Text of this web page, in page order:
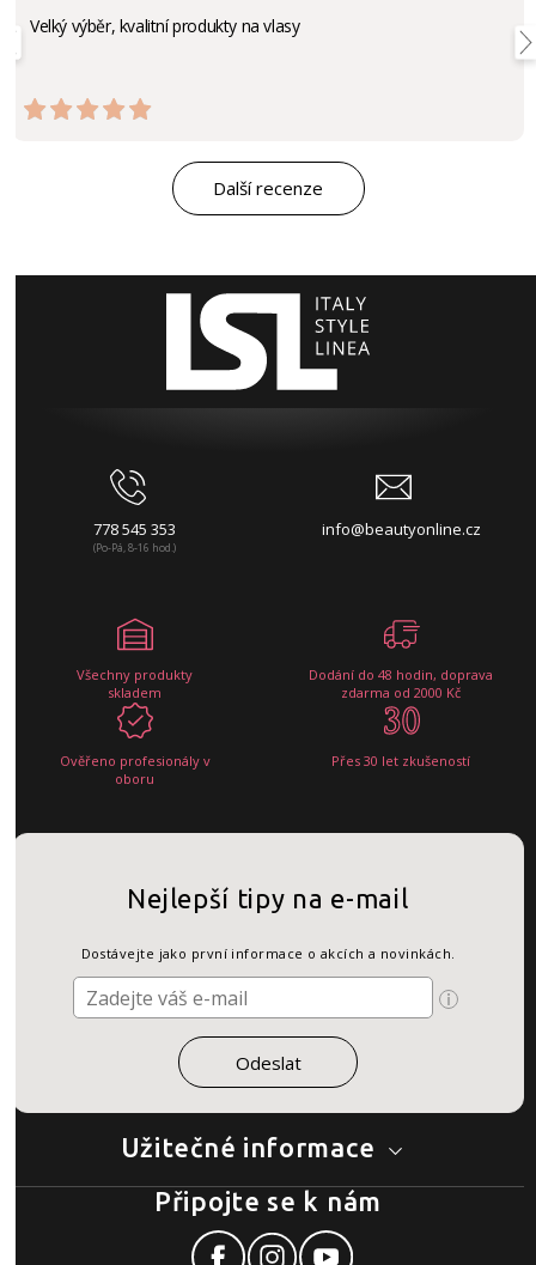
Velký výběr, kvalitní produkty na vlasy
Další recenze
778 545 353
(Po-Pá, 8-16 hod.)
info@beautyonline.cz
Všechny produkty
skladem
Dodání do 48 hodin, doprava
zdarma od 2000 Kč
Ověřeno profesionály v
oboru
Přes 30 let zkušeností
Užitečné informace
Nejlepší tipy na e-mail
Dostávejte jako první informace o akcích a novinkách.
Připojte se k nám